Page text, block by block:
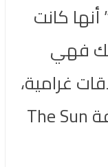
أنها كانت
فهي
غرامية،
وذلك عبر مقابلتها مع صحيفة The Sun